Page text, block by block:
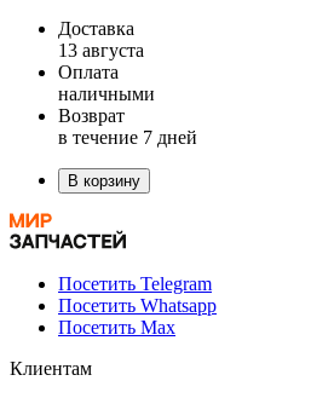
Доставка
13 августа
Оплата
наличными
Возврат
в течение 7 дней
В корзину
Посетить Telegram
Посетить Whatsapp
Посетить Max
Клиентам